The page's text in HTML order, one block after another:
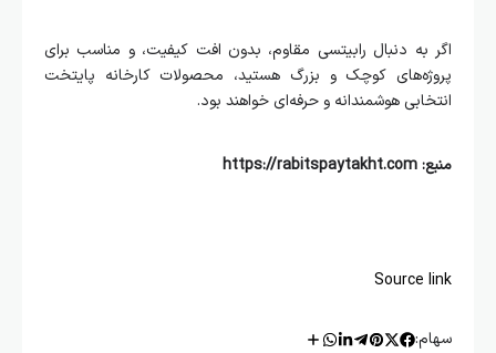
اگر به دنبال رابیتسی مقاوم، بدون افت کیفیت، و مناسب برای
پروژه‌های کوچک و بزرگ هستید، محصولات کارخانه پایتخت
انتخابی هوشمندانه و حرفه‌ای خواهند بود.
منبع: https://rabitspaytakht.com
Source link
سهام: